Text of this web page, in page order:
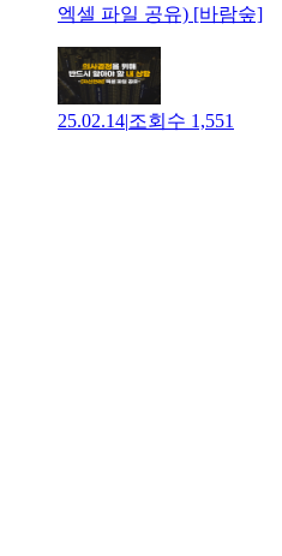
엑셀 파일 공유) [바람숲]
25.02.14|조회수 1,551